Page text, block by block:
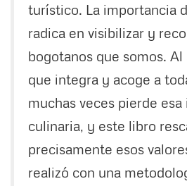
turístico. La importancia
radica en visibilizar y
bogotanos que somos.
que integra y acoge a
muchas veces pierde
culinaria, y este libro
precisamente esos
realizó con una